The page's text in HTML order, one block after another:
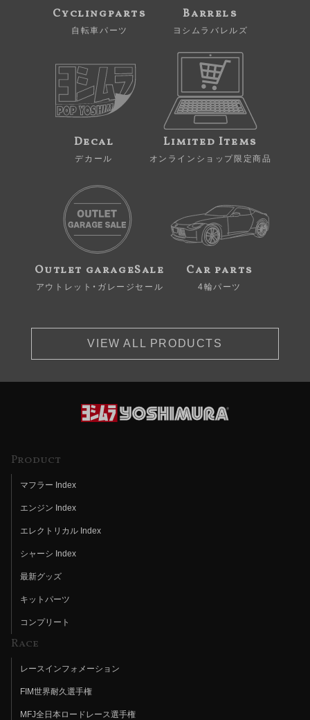
Cyclingparts
自転車パーツ
Barrels
ヨシムラバレルズ
Decal
デカール
Limited Items
オンラインショップ限定商品
Outlet garageSale
アウトレット・ガレージセール
Car parts
4輪パーツ
VIEW ALL PRODUCTS
Product
マフラー Index
エンジン Index
エレクトリカル Index
シャーシ Index
最新グッズ
キットパーツ
コンプリート
Race
レースインフォメーション
FIM世界耐久選手権
MFJ全日本ロードレース選手権